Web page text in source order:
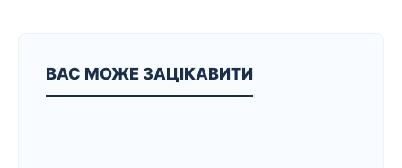
ВАС МОЖЕ ЗАЦІКАВИТИ